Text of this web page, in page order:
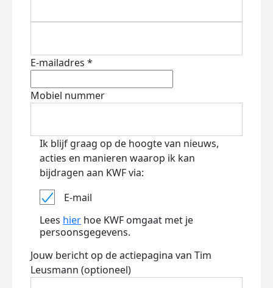
E-mailadres *
Mobiel nummer
Ik blijf graag op de hoogte van nieuws,
acties en manieren waarop ik kan
bijdragen aan KWF via:
E-mail
Lees hier hoe KWF omgaat met je
persoonsgegevens.
Jouw bericht op de actiepagina van Tim
Leusmann (optioneel)